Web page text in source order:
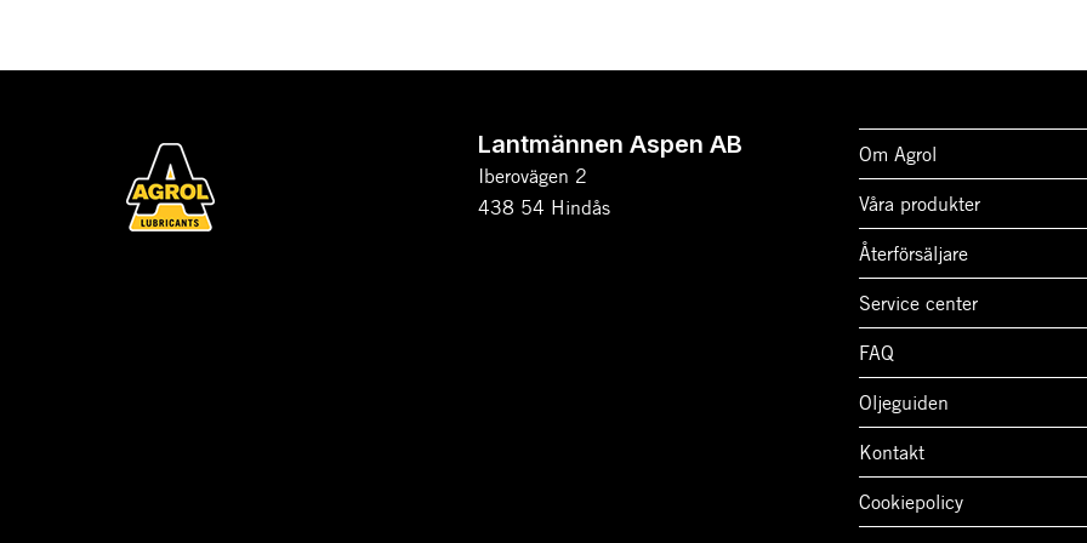
Lantmännen Aspen AB
Iberovägen 2
438 54 Hindås
Om Agrol
Våra produkter
Återförsäljare
Service center
FAQ
Oljeguiden
Kontakt
Cookiepolicy